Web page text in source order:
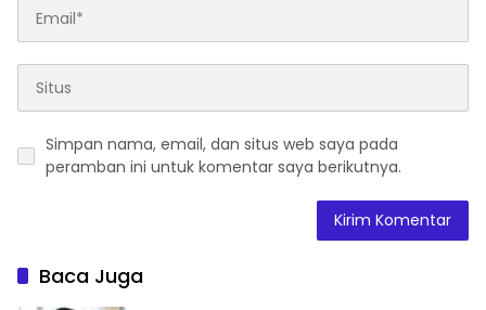
Simpan nama, email, dan situs web saya pada
peramban ini untuk komentar saya berikutnya.
Baca Juga